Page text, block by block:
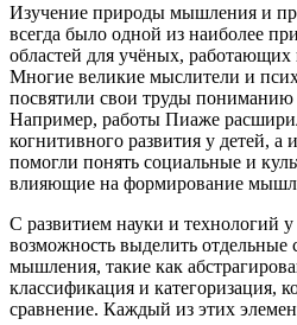
Изучение природы мышления и
всегда было одной из наиболее
областей для учёных, работающих
Многие великие мыслители и
посвятили свои труды пониманию
Например, работы Пиаже
когнитивного развития у детей, а
помогли понять социальные и
влияющие на формирование
С развитием науки и технологий у
возможность выделить отдельные
мышления, такие как
классификация и категоризация,
сравнение. Каждый из этих